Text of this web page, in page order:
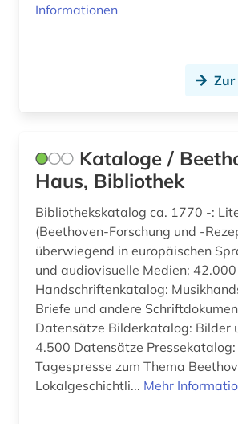
inhalt (1)
innenarchitektin (1)
interkulturelle erziehung (2)
internationale brigaden (1)
iranistik (1)
Informationen
Zur
Kataloge /
Haus, Bibliothek
Bibliothekskatalog ca. 1770 -:
(Beethoven-Forschung und -
überwiegend in europäischen
und audiovisuelle Medien;
Handschriftenkatalog:
Briefe und andere
Datensätze Bilderkatalog: Bilder
4.500 Datensätze
Tagespresse zum Thema
Lokalgeschichtli... Mehr